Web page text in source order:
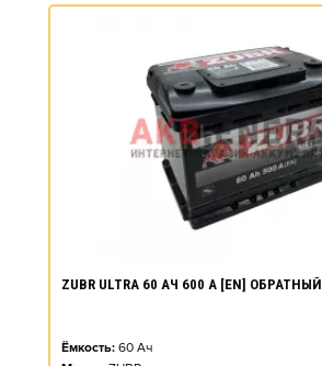
ZUBR ULTRA 60 АЧ 600 А [EN] ОБРАТНЫЙ
Ёмкость: 60 Ач